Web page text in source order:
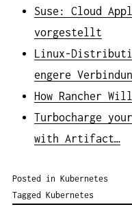
Suse: Cloud
vorgestellt
Linux-
engere
How Rancher
Turbocharge
with Artifact…
Posted in Kubernetes
Tagged Kubernetes